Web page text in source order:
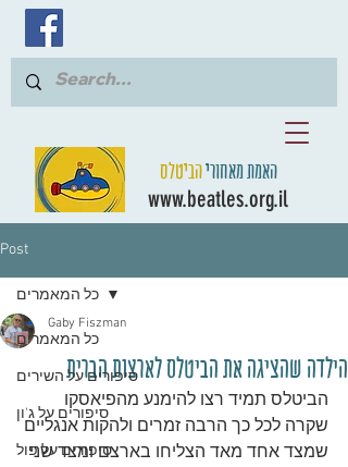
האמת מאחוריהביטלס
www.beatles.org.il
Post
כל המאמרים
סיפורים על השירים
סיפורים על ג'ון
סיפורים על פול
כל המאמרים
הילדה שהציגה את הביטלס לארצות הברית
Gaby Fiszman
הביטלס תמיד רצו להימנע מהפיאסקו
שקרה לכל כך הרבה זמרים ולהקות אנגליים
שמצד אחד מאד הצליחו בארצם ומצד שני